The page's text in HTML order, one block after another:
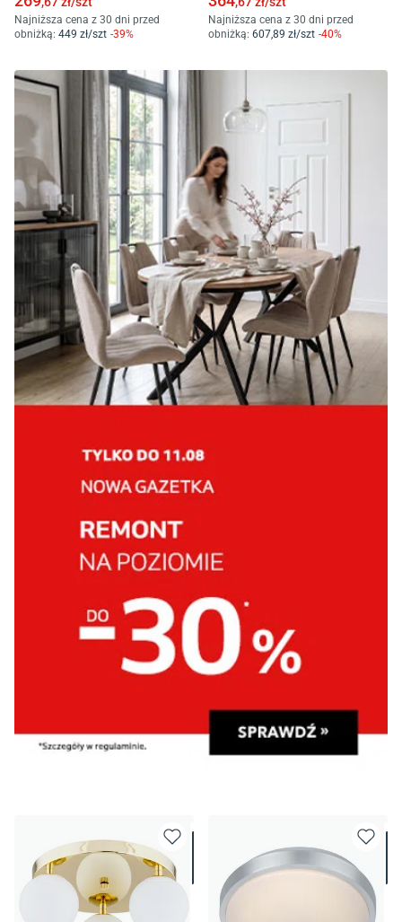
Najniższa cena z 30 dni przed
obniżką: 449 zł/szt -39%
Najniższa cena z 30 dni przed
obniżką: 607,89 zł/szt -40%